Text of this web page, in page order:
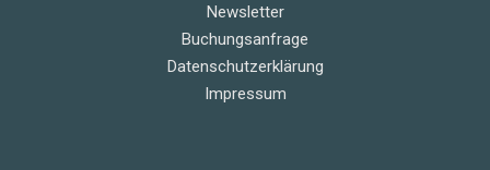
Newsletter
Buchungsanfrage
Datenschutzerklärung
Impressum